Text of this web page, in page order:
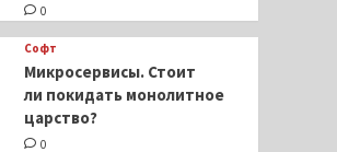
0
Софт
Микросервисы. Стоит
ли покидать монолитное
царство?
0